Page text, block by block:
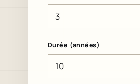
Durée (années)